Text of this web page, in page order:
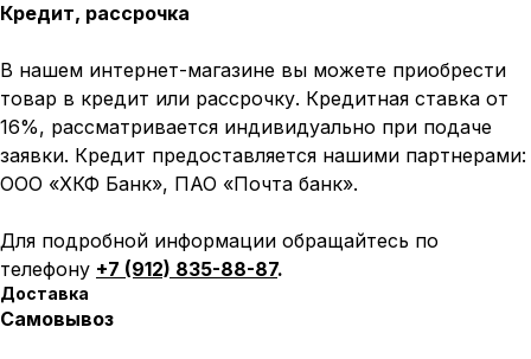
Кредит, рассрочка
В нашем интернет-магазине вы можете приобрести
товар в кредит или рассрочку. Кредитная ставка от
16%, рассматривается индивидуально при подаче
заявки. Кредит предоставляется нашими партнерами:
ООО «ХКФ Банк», ПАО «Почта банк».
Для подробной информации обращайтесь по
телефону +7 (912) 835-88-87.
Доставка
Самовывоз